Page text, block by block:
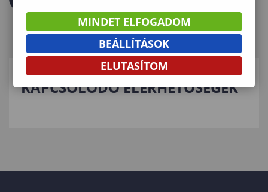
KAPCSOLÓDÓ ELÉRHETŐSÉGEK
MINDET ELFOGADOM
BEÁLLÍTÁSOK
ELUTASÍTOM